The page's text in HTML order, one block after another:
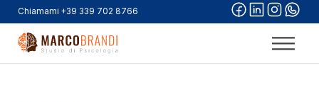
Chiamami +39 339 702 8766